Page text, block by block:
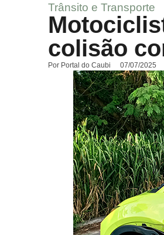
Trânsito e Transporte
colisão
Por Portal do Caubi 07/07/2025